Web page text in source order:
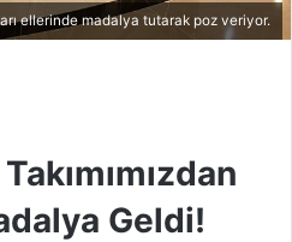
ellerinde madalya tutarak poz veriyor.
Geldi!